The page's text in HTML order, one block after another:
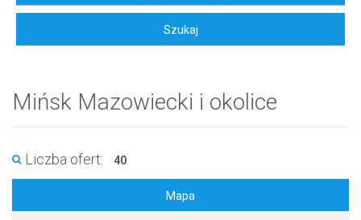
Mińsk Mazowiecki i okolice
Liczba ofert: 40
Mapa